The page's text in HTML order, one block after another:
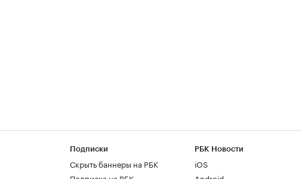
Подписки
Скрыть баннеры на РБК
РБК Новости
iOS